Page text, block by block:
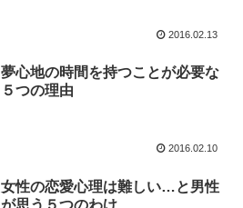
2016.02.13
夢心地の時間を持つことが必要な
５つの理由
2016.02.10
女性の恋愛心理は難しい…と男性
が思う５つのわけ